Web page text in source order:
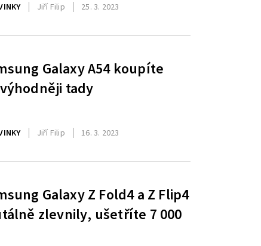
Jiří Filip 25. 3. 2023
Galaxy A54 koupíte
tady
Jiří Filip 16. 3. 2023
Galaxy Z Fold4 a Z Flip4
zlevnily, ušetříte 7 000